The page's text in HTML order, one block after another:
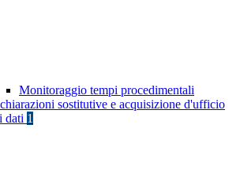
Monitoraggio tempi procedimentali
sostitutive e acquisizione d'ufficio
dati 1